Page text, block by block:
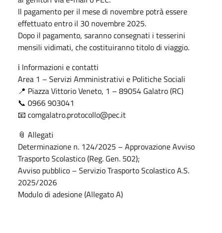
Il pagamento per il mese di novembre potrà essere
effettuato entro il 30 novembre 2025.
Dopo il pagamento, saranno consegnati i tesserini
mensili vidimati, che costituiranno titolo di viaggio.
ℹ️ Informazioni e contatti
Area 1 – Servizi Amministrativi e Politiche Sociali
📍 Piazza Vittorio Veneto, 1 – 89054 Galatro (RC)
📞 0966 903041
📧 comgalatro.protocollo@pec.it
📎 Allegati
Determinazione n. 124/2025 – Approvazione Avviso
Trasporto Scolastico (Reg. Gen. 502);
Avviso pubblico – Servizio Trasporto Scolastico A.S.
2025/2026
Modulo di adesione (Allegato A)